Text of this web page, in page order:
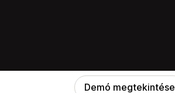
Demó megtekintése